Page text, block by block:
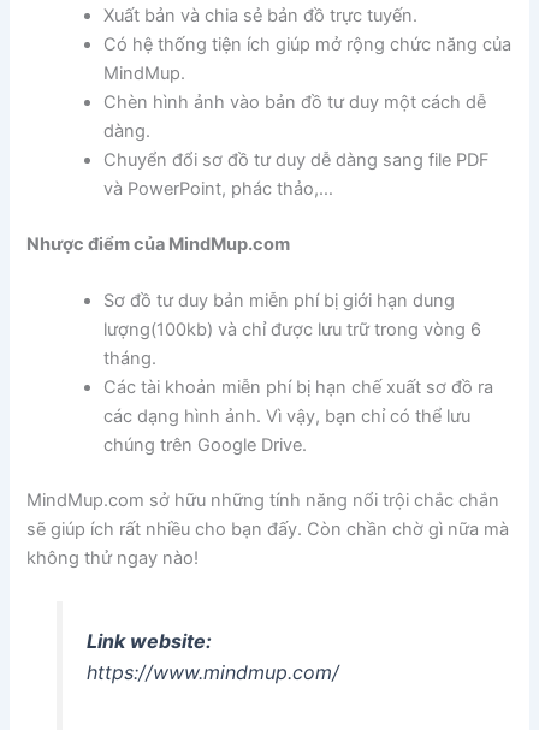
Xuất bản và chia sẻ bản đồ trực tuyến.
Có hệ thống tiện ích giúp mở rộng chức năng của
MindMup.
Chèn hình ảnh vào bản đồ tư duy một cách dễ
dàng.
Chuyển đổi sơ đồ tư duy dễ dàng sang file PDF
và PowerPoint, phác thảo,…
Nhược điểm của MindMup.com
Sơ đồ tư duy bản miễn phí bị giới hạn dung
lượng(100kb) và chỉ được lưu trữ trong vòng 6
tháng.
Các tài khoản miễn phí bị hạn chế xuất sơ đồ ra
các dạng hình ảnh. Vì vậy, bạn chỉ có thể lưu
chúng trên Google Drive.
MindMup.com sở hữu những tính năng nổi trội chắc chắn
sẽ giúp ích rất nhiều cho bạn đấy. Còn chần chờ gì nữa mà
không thử ngay nào!
Link website:
https://www.mindmup.com/